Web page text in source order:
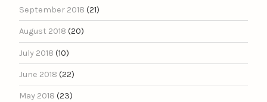
September 2018 (21)
August 2018 (20)
July 2018 (10)
June 2018 (22)
May 2018 (23)